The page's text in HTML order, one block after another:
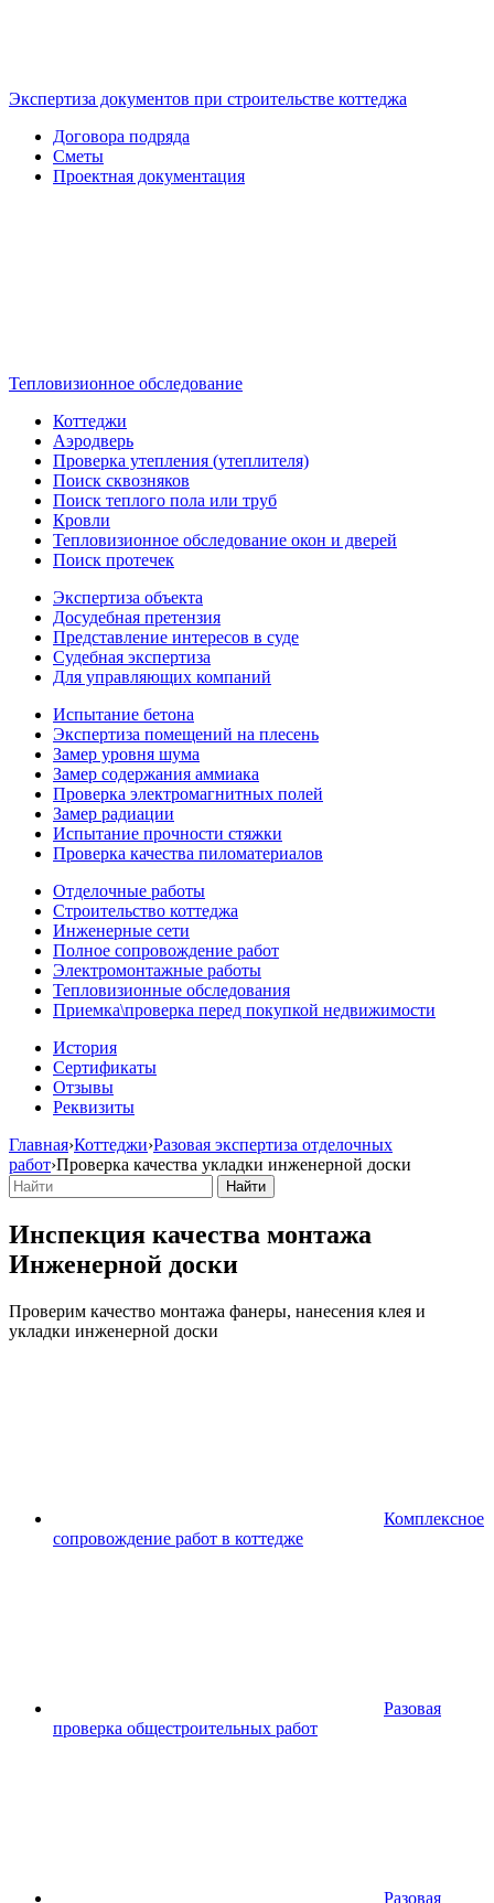
Экспертиза документов при строительстве коттеджа
Договора подряда
Сметы
Проектная документация
Тепловизионное обследование
Коттеджи
Аэродверь
Проверка утепления (утеплителя)
Поиск сквозняков
Поиск теплого пола или труб
Кровли
Тепловизионное обследование окон и дверей
Поиск протечек
Экспертиза объекта
Досудебная претензия
Представление интересов в суде
Судебная экспертиза
Для управляющих компаний
Испытание бетона
Экспертиза помещений на плесень
Замер уровня шума
Замер содержания аммиака
Проверка электромагнитных полей
Замер радиации
Испытание прочности стяжки
Проверка качества пиломатериалов
Отделочные работы
Строительство коттеджа
Инженерные сети
Полное сопровождение работ
Электромонтажные работы
Тепловизионные обследования
Приемка\проверка перед покупкой недвижимости
История
Сертификаты
Отзывы
Реквизиты
Главная›Коттеджи›Разовая экспертиза отделочных
работ›Проверка качества укладки инженерной доски
Инспекция качества монтажа
Инженерной доски
Проверим качество монтажа фанеры, нанесения клея и
укладки инженерной доски
Комплексное
сопровождение работ в коттедже
Разовая
проверка общестроительных работ
Разовая